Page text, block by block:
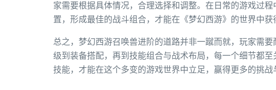
家需要根据具体情况，合理选择和调整。在日常的游戏过
置，形成最佳的战斗组合，才能在《梦幻西游》的世界中获
总之，梦幻西游召唤兽进阶的道路并非一蹴而就，玩家需
级到装备搭配，再到技能组合与战术布局，每一个细节都
技能，才能在这个多变的游戏世界中立足，赢得更多的挑战